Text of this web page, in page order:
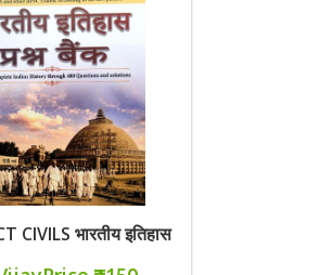
CIVILS भारतीय इतिहास प्रश्न बैंक